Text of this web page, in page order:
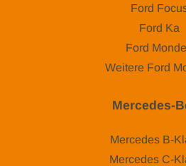
Ford
Ford Ka
Ford
Weitere Ford
Mercedes-
Mercedes B-
Mercedes C-